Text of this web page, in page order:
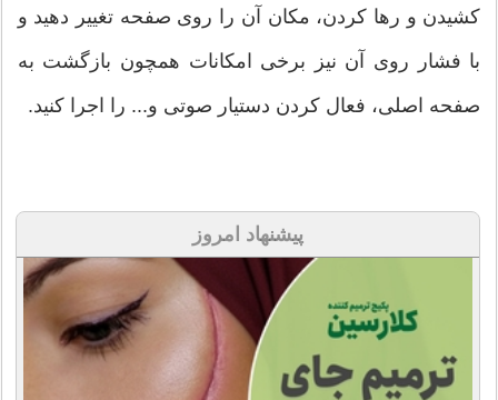
کشیدن و رها کردن، مکان آن را روی صفحه تغییر دهید و
با فشار روی آن نیز برخی امکانات همچون بازگشت به
صفحه اصلی، فعال کردن دستیار صوتی و... را اجرا کنید.
پیشنهاد امروز